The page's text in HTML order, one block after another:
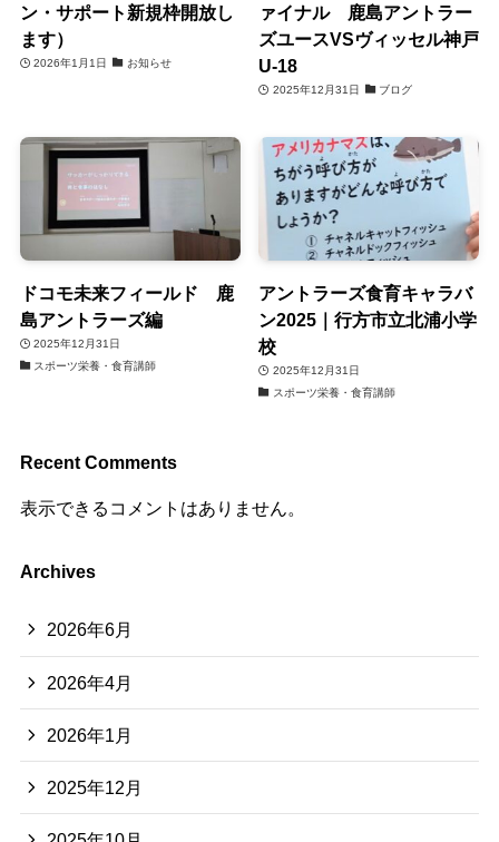
ン・サポート新規枠開放し
ます）
2026年1月1日 お知らせ
ァイナル 鹿島アントラー
ズユースVSヴィッセル神戸
U-18
2025年12月31日 ブログ
ドコモ未来フィールド 鹿
島アントラーズ編
2025年12月31日
スポーツ栄養・食育講師
アントラーズ食育キャラバ
ン2025｜行方市立北浦小学
校
2025年12月31日
スポーツ栄養・食育講師
Recent Comments
表示できるコメントはありません。
Archives
2026年6月
2026年4月
2026年1月
2025年12月